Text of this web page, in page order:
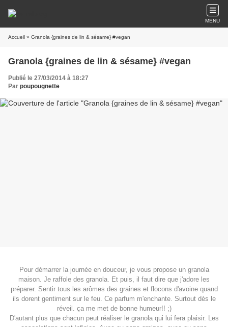
MENU
Accueil » Granola {graines de lin & sésame} #vegan
Granola {graines de lin & sésame} #vegan
Publié le 27/03/2014 à 18:27
Par poupougnette
Pour démarrer la journée en douceur, je vous propose un granola
maison. Je raffole des granola. Et puis, il faut dire que j'adore les
préparer. Sentir tous les arômes des graines et flocons d'avoine quand
ils dorent gentiment sur le feu. Ce parfum m'enchante. Surtout dès le
réveil. ça me met de bonne humeur!! ;)
D'autant plus que chacun peut réaliser le granola qui lui fera plaisir. Les